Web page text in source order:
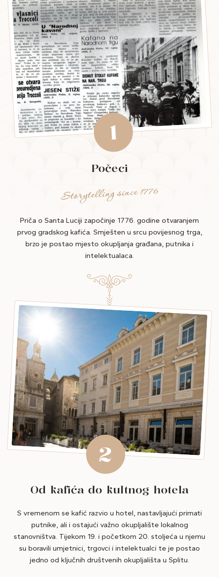
1
Počeci
Priča o Santa Luciji započinje 1776. godine otvaranjem
prvog gradskog kafića. Smješten u srcu povijesnog trga,
brzo je postao mjesto okupljanja građana, putnika i
intelektualaca.
2
Od kafića do kultnog hotela
S vremenom se kafić razvio u hotel, nastavljajući primati
putnike, ali i ostajući važno okupljalište lokalnog
stanovništva. Tijekom 19. i početkom 20. stoljeća u njemu
su boravili umjetnici, trgovci i intelektualci te je postao
jedno od ključnih društvenih okupljališta u Splitu.